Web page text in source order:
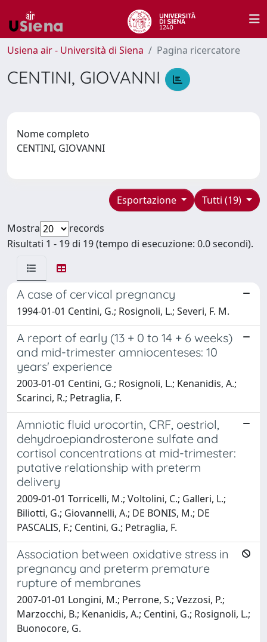
Usiena air - Università di Siena Pagina ricercatore
CENTINI, GIOVANNI
Nome completo
CENTINI, GIOVANNI
Tutti (19)
Esportazione
Mostra
records
Risultati 1 - 19 di 19 (tempo di esecuzione: 0.0 secondi).
A case of cervical pregnancy
1994-01-01 Centini, G.; Rosignoli, L.; Severi, F. M.
A report of early (13 + 0 to 14 + 6 weeks)
and mid-trimester amniocenteses: 10
years' experience
2003-01-01 Centini, G.; Rosignoli, L.; Kenanidis, A.;
Scarinci, R.; Petraglia, F.
Amniotic fluid urocortin, CRF, oestriol,
dehydroepiandrosterone sulfate and
cortisol concentrations at mid-trimester:
putative relationship with preterm
delivery
2009-01-01 Torricelli, M.; Voltolini, C.; Galleri, L.;
Biliotti, G.; Giovannelli, A.; DE BONIS, M.; DE
PASCALIS, F.; Centini, G.; Petraglia, F.
Association between oxidative stress in
pregnancy and preterm premature
rupture of membranes
2007-01-01 Longini, M.; Perrone, S.; Vezzosi, P.;
Marzocchi, B.; Kenanidis, A.; Centini, G.; Rosignoli, L.;
Buonocore, G.